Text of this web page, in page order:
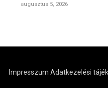
augusztus 5, 2026
Impresszum Adatkezelési